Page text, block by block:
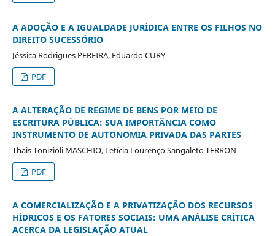
A ADOÇÃO E A IGUALDADE JURÍDICA ENTRE OS FILHOS NO
DIREITO SUCESSÓRIO
Jéssica Rodrigues PEREIRA, Eduardo CURY
PDF
A ALTERAÇÃO DE REGIME DE BENS POR MEIO DE
ESCRITURA PÚBLICA: SUA IMPORTÂNCIA COMO
INSTRUMENTO DE AUTONOMIA PRIVADA DAS PARTES
Thais Tonizioli MASCHIO, Letícia Lourenço Sangaleto TERRON
PDF
A COMERCIALIZAÇÃO E A PRIVATIZAÇÃO DOS RECURSOS
HÍDRICOS E OS FATORES SOCIAIS: UMA ANÁLISE CRÍTICA
ACERCA DA LEGISLAÇÃO ATUAL